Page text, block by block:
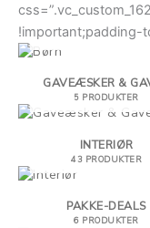
!important;padding-
10 PRODUKTER
GAVEÆSKER &
5 PRODUKTER
INTERIØR
43 PRODUKTER
PAKKE-DEALS
6 PRODUKTER